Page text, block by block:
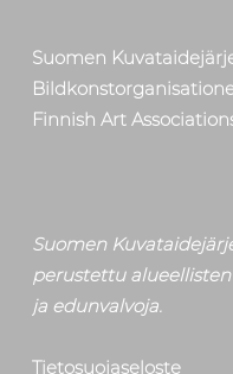
Suomen
Finnish Art
Suomen
perustettu
ja edunvalvoja.
Tietosuojaseloste